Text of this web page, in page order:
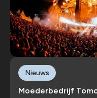
Moederbedrijf
Nieuws